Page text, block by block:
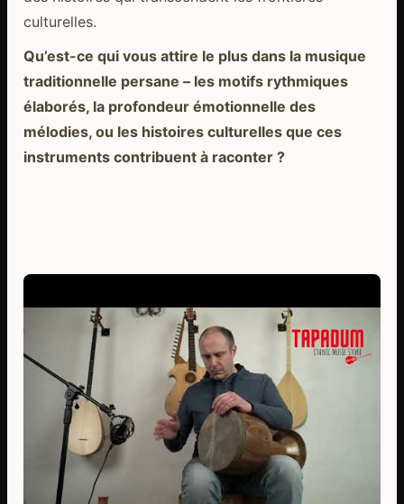
culturelles.
Qu’est-ce qui vous attire le plus dans la musique
traditionnelle persane – les motifs rythmiques
élaborés, la profondeur émotionnelle des
mélodies, ou les histoires culturelles que ces
instruments contribuent à raconter ?